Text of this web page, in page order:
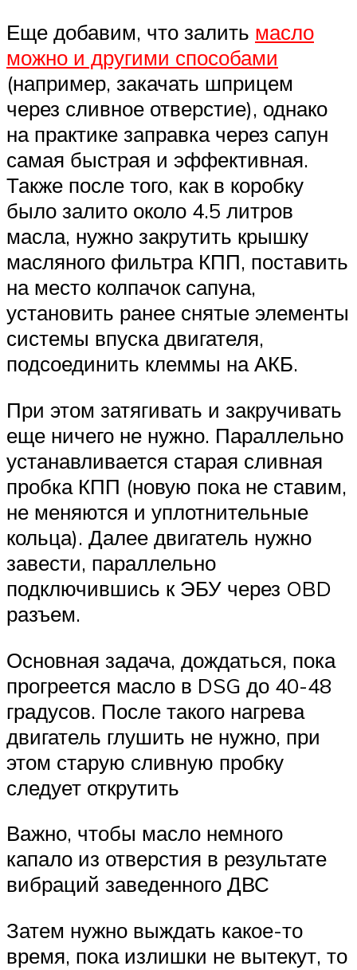
Еще добавим, что залить масло
можно и другими способами
(например, закачать шприцем
через сливное отверстие), однако
на практике заправка через сапун
самая быстрая и эффективная.
Также после того, как в коробку
было залито около 4.5 литров
масла, нужно закрутить крышку
масляного фильтра КПП, поставить
на место колпачок сапуна,
установить ранее снятые элементы
системы впуска двигателя,
подсоединить клеммы на АКБ.
При этом затягивать и закручивать
еще ничего не нужно. Параллельно
устанавливается старая сливная
пробка КПП (новую пока не ставим,
не меняются и уплотнительные
кольца). Далее двигатель нужно
завести, параллельно
подключившись к ЭБУ через OBD
разъем.
Основная задача, дождаться, пока
прогреется масло в DSG до 40-48
градусов. После такого нагрева
двигатель глушить не нужно, при
этом старую сливную пробку
следует открутить
Важно, чтобы масло немного
капало из отверстия в результате
вибраций заведенного ДВС
Затем нужно выждать какое-то
время, пока излишки не вытекут, то